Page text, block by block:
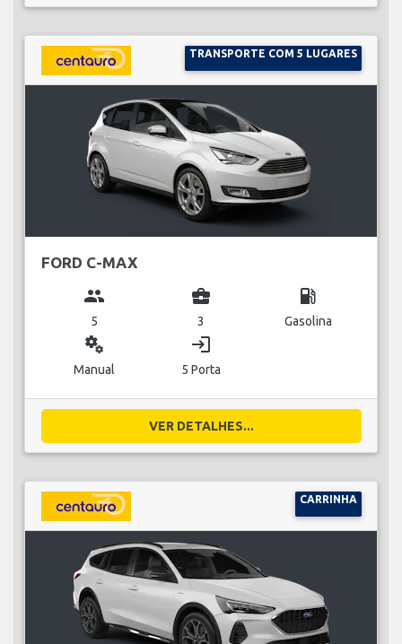
TRANSPORTE COM 5 LUGARES
FORD C-MAX
group
5
business_center
3
local_gas_station
Gasolina
miscellaneous_services
Manual
login
5 Porta
VER DETALHES...
CARRINHA